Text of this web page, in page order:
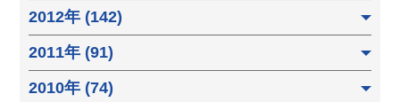
2012年 (142)
2011年 (91)
2010年 (74)